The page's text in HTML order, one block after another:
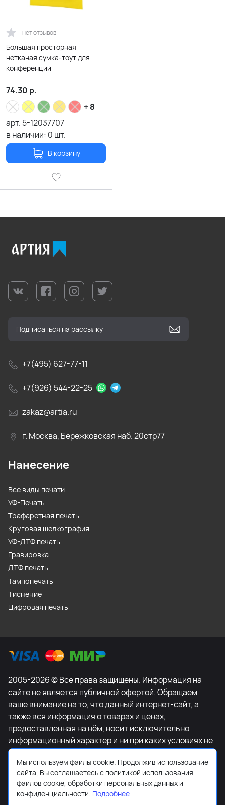
нет отзывов
Большая просторная
нетканая сумка-тоут для
конференций
74.30 р.
+ 8
арт. 5-12037707
в наличии: 0 шт.
В корзину
+7(495) 627-77-11
+7(926) 544-22-25
zakaz@artia.ru
г. Москва, Бережковская наб. 20стр77
Нанесение
Все виды печати
УФ-Печать
Трафаретная печать
Круговая шелкография
УФ-ДТФ печать
Гравировка
ДТФ печать
Тампопечать
Тиснение
Цифровая печать
2005-2026 © Все права защищены. Информация на
сайте не является публичной офертой. Обращаем
ваше внимание на то, что данный интернет-сайт, а
также вся информация о товарах и ценах,
предоставленная на нём, носит исключительно
информационный характер и ни при каких условиях не
является публичной офертой, определяемой
положениями Статьи 437 Гражданского кодекса
Российской Федерации. Для получения подробной
информации о наличии и стоимости указанных
товаров и (или) услуг, пожалуйста, обращайтесь к
Мы используем файлы cookie. Продолжив использование
сайта, Вы соглашаетесь с политикой использования
файлов cookie, обработки персональных данных и
конфиденциальности. Подробнее